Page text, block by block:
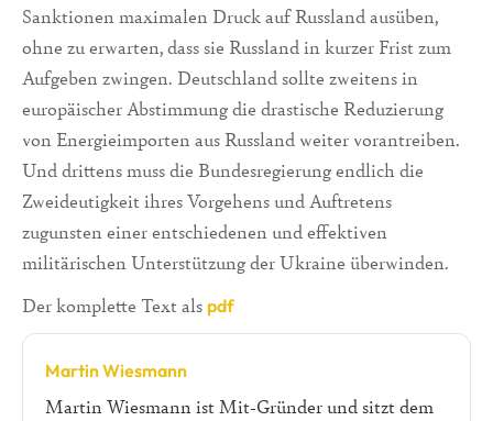
Sanktionen maximalen Druck auf Russland ausüben,
ohne zu erwarten, dass sie Russland in kurzer Frist zum
Aufgeben zwingen. Deutschland sollte zweitens in
europäischer Abstimmung die drastische Reduzierung
von Energieimporten aus Russland weiter vorantreiben.
Und drittens muss die Bundesregierung endlich die
Zweideutigkeit ihres Vorgehens und Auftretens
zugunsten einer entschiedenen und effektiven
militärischen Unterstützung der Ukraine überwinden.
Der komplette Text als pdf
Martin Wiesmann
Martin Wiesmann ist Mit-Gründer und sitzt dem